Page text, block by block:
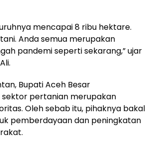
mencapai 8 ribu hektare.
Anda semua merupakan
pandemi seperti sekarang,” ujar
Bupati Aceh Besar
pertanian merupakan
Oleh sebab itu, pihaknya bakal
pemberdayaan dan peningkatan